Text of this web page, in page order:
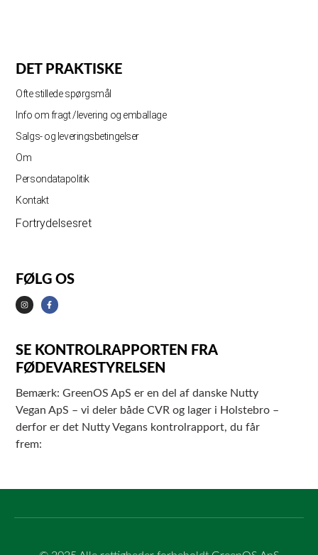
DET PRAKTISKE
Ofte stillede spørgsmål
Info om fragt /levering og emballage
Salgs- og leveringsbetingelser
Om
Persondatapolitik
Kontakt
Fortrydelsesret
FØLG OS
SE KONTROLRAPPORTEN FRA
FØDEVARESTYRELSEN
Bemærk: GreenOS ApS er en del af danske Nutty
Vegan ApS – vi deler både CVR og lager i Holstebro –
derfor er det Nutty Vegans kontrolrapport, du får
frem: